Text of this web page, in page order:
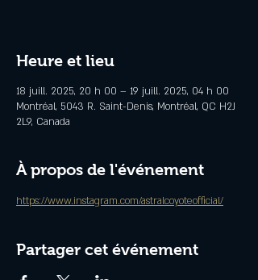
Heure et lieu
18 juill. 2025, 20 h 00 – 19 juill. 2025, 04 h 00
Montréal, 5043 R. Saint-Denis, Montréal, QC H2J
2L9, Canada
À propos de l'événement
https://www.instagram.com/astralcoyoteofficial/
Partager cet événement